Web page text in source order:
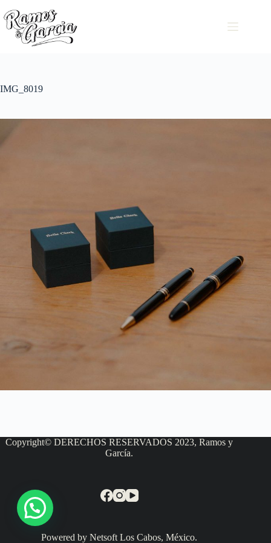
IMG_8019
Copyright© DERECHOS RESERVADOS 2023, Ramos y
García.
Powered by Netsoft Los Cabos, México.